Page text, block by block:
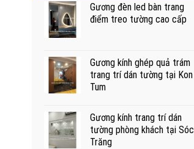
Gương đèn led bàn trang
điểm treo tường cao cấp
Gương kính ghép quả trám
trang trí dán tường tại Kon
Tum
Gương kính trang trí dán
tường phòng khách tại Sóc
Trăng